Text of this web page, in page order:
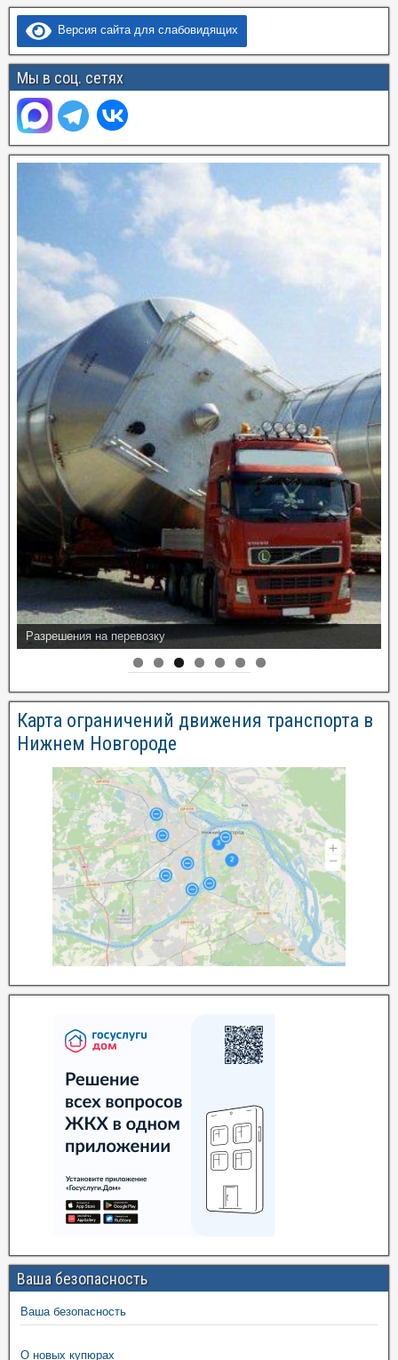
Версия сайта для слабовидящих
Мы в соц. сетях
Разрешения на перевозку
Карта ограничений движения транспорта в
Нижнем Новгороде
Ваша безопасность
Ваша безопасность
О новых купюрах